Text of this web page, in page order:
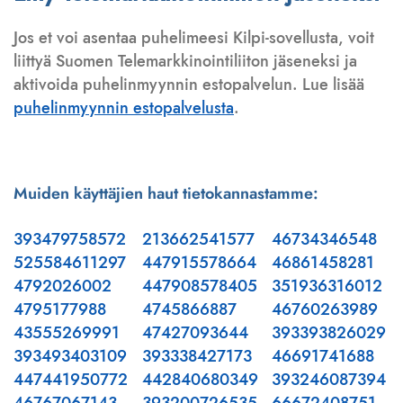
Jos et voi asentaa puhelimeesi Kilpi-sovellusta, voit
liittyä Suomen Telemarkkinointiliiton jäseneksi ja
aktivoida puhelinmyynnin estopalvelun. Lue lisää
puhelinmyynnin estopalvelusta.
Muiden käyttäjien haut tietokannastamme:
393479758572
525584611297
4792026002
4795177988
43555269991
393493403109
447441950772
213662541577
447915578664
447908578405
4745866887
47427093644
393338427173
442840680349
46734346548
46861458281
351936316012
46760263989
393393826029
46691741688
393246087394